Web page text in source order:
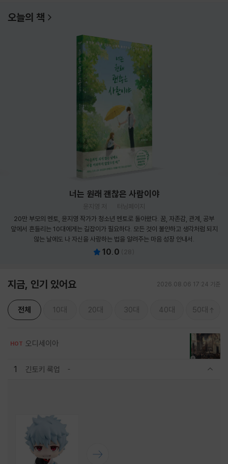
오늘의 책
너는 원래 괜찮은 사람이야
윤지영 저
터닝페이지
20만 부모의 멘토, 윤지영 작가가 청소년 멘토로 돌아왔다. 꿈, 자존감, 관계, 공부
앞에서 흔들리는 10대에게는 길잡이가 필요하다. 모든 것이 불안하고 생각처럼 되지
않는 날에도 나 자신을 사랑하는 법을 알려주는 마음 성장 안내서.
10.0 ( 28 )
지금, 인기 있어요 2026.08.06 17:24 기준
전체 10대 20대 30대 40대 50대
HOT 오디세이아
1 긴토키 룩업